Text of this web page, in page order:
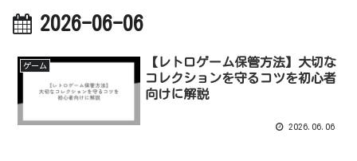
2026-06-06
ゲーム
【レトロゲーム保管方法】大切な
コレクションを守るコツを初心者
向けに解説
2026.06.06